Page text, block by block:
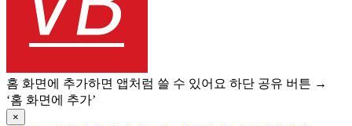
홈 화면에 추가하면 앱처럼 쓸 수 있어요 하단 공유 버튼 →
‘홈 화면에 추가’
×